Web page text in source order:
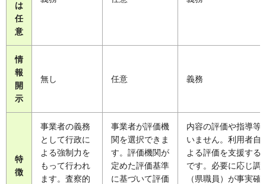
は
任
意
情
報
開
示
無し 任意 義務
特
徴
事業者の義務
として行政に
よる強制力を
もって行われ
ます。査察的
事業者が評価機
関を選択できま
す。評価機関が
定めた評価基準
に基づいて評価
内容の評価や指導等
いません。利用者自
よる評価を支援する
です。必要に応じ調
（県職員）が事実確